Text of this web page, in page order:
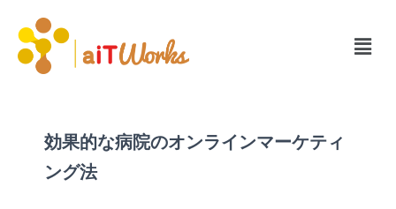
効果的な病院のオンラインマーケティ
ング法